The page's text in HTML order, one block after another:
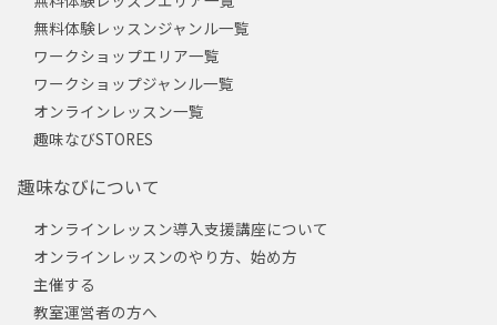
無料体験レッスンジャンル一覧
ワークショップエリア一覧
ワークショップジャンル一覧
オンラインレッスン一覧
趣味なびSTORES
趣味なびについて
オンラインレッスン導入支援講座について
オンラインレッスンのやり方、始め方
主催する
教室運営者の方へ